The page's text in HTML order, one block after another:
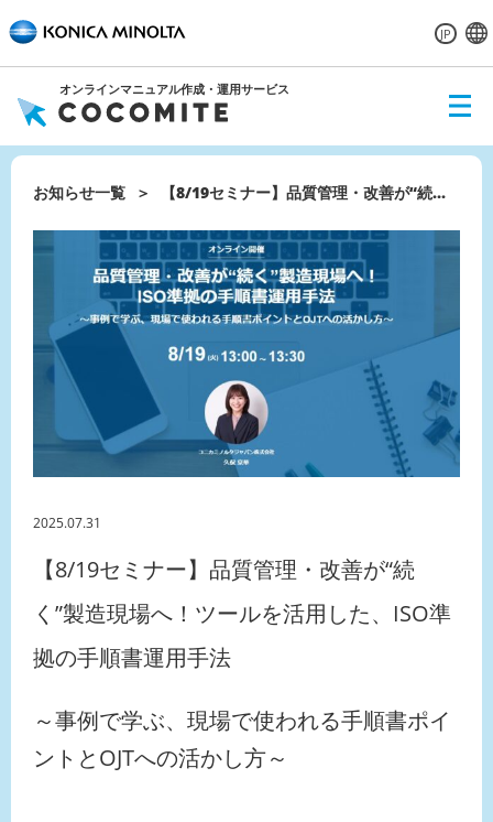
JP
オンラインマニュアル作成・運用サービス
ME
お知らせ一覧 【8/19セミナー】品質管理・改善が“続...
2025.07.31
【8/19セミナー】品質管理・改善が“続
く”製造現場へ！ツールを活用した、ISO準
拠の手順書運用手法
～事例で学ぶ、現場で使われる手順書ポイ
ントとOJTへの活かし方～